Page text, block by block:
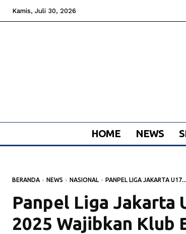
Kamis, Juli 30, 2026
HOME NEWS
BERANDA NEWS NASIONAL PANPEL LIGA JAKARTA U17...
Panpel Liga Jakarta
2025 Wajibkan Klub